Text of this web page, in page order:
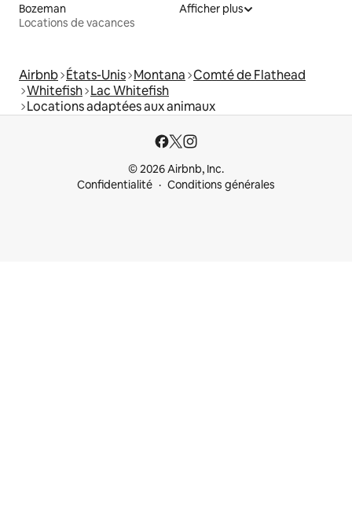
Bozeman
Locations de vacances
Afficher plus
Airbnb États-Unis Montana Comté de Flathead
Whitefish Lac Whitefish
Locations adaptées aux animaux
© 2026 Airbnb, Inc.
Confidentialité
Conditions générales